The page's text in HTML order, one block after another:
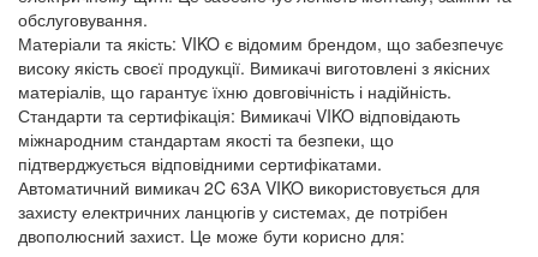
обслуговування.
Матеріали та якість: VIKO є відомим брендом, що забезпечує
високу якість своєї продукції. Вимикачі виготовлені з якісних
матеріалів, що гарантує їхню довговічність і надійність.
Стандарти та сертифікація: Вимикачі VIKO відповідають
міжнародним стандартам якості та безпеки, що
підтверджується відповідними сертифікатами.
Автоматичний вимикач 2C 63А VIKO використовується для
захисту електричних ланцюгів у системах, де потрібен
двополюсний захист. Це може бути корисно для: